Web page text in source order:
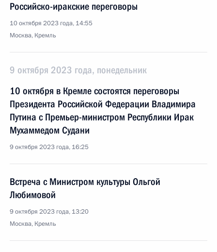
Российско-иракские переговоры
10 октября 2023 года, 14:55
Москва, Кремль
9 октября 2023 года, понедельник
10 октября в Кремле состоятся переговоры
Президента Российской Федерации Владимира
Путина с Премьер-министром Республики Ирак
Мухаммедом Судани
9 октября 2023 года, 16:25
Встреча с Министром культуры Ольгой
Любимовой
9 октября 2023 года, 13:20
Москва, Кремль